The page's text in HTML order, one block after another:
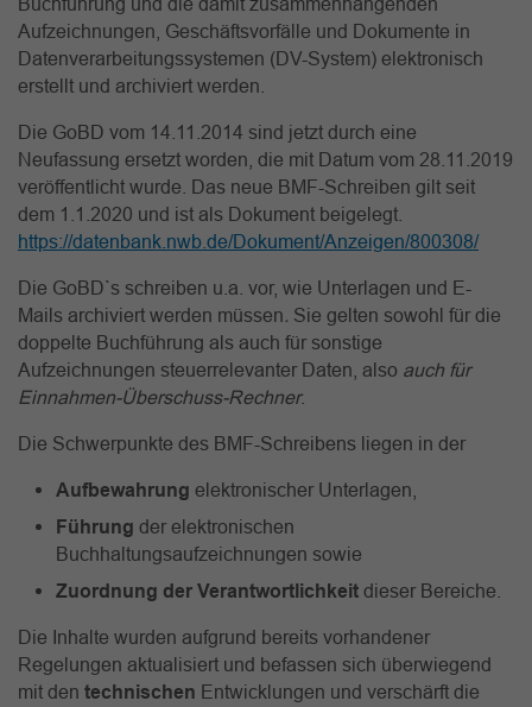
Aufzeichnungen, Geschäftsvorfälle und Dokumente in
Datenverarbeitungssystemen (DV-System) elektronisch
erstellt und archiviert werden.
Die GoBD vom 14.11.2014 sind jetzt durch eine
Neufassung ersetzt worden, die mit Datum vom 28.11.2019
veröffentlicht wurde. Das neue BMF-Schreiben gilt seit
dem 1.1.2020 und ist als Dokument beigelegt.
https://datenbank.nwb.de/Dokument/Anzeigen/800308/
Die GoBD`s schreiben u.a. vor, wie Unterlagen und E-
Mails archiviert werden müssen. Sie gelten sowohl für die
doppelte Buchführung als auch für sonstige
Aufzeichnungen steuerrelevanter Daten, also auch für
Einnahmen-Überschuss-Rechner.
Die Schwerpunkte des BMF-Schreibens liegen in der
Aufbewahrung elektronischer Unterlagen,
Führung der elektronischen
Buchhaltungsaufzeichnungen sowie
Zuordnung der Verantwortlichkeit dieser Bereiche.
Die Inhalte wurden aufgrund bereits vorhandener
Regelungen aktualisiert und befassen sich überwiegend
mit den technischen Entwicklungen und verschärft die